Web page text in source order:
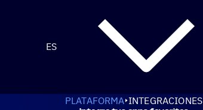
ES
PLATAFORMA INTEGRACIONES